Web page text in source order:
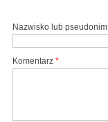
Nazwisko lub pseudonim
Komentarz *